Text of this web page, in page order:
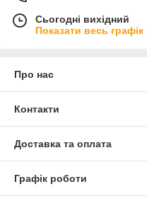
Сьогодні вихідний
Показати весь
Про нас
Контакти
Доставка та оплата
Графік роботи